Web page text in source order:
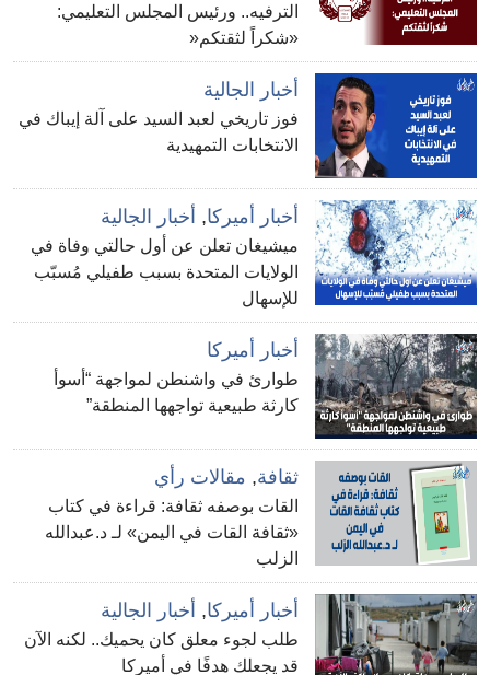
الترفيه.. ورئيس المجلس التعليمي:
«شكراً لثقتكم«
أخبار الجالية
فوز تاريخي لعبد السيد على آلة إيباك في
الانتخابات التمهيدية
أخبار أميركا, أخبار الجالية
ميشيغان تعلن عن أول حالتي وفاة في
الولايات المتحدة بسبب طفيلي مُسبّب
للإسهال
أخبار أميركا
طوارئ في واشنطن لمواجهة “أسوأ
كارثة طبيعية تواجهها المنطقة”
ثقافة, مقالات رأي
القات بوصفه ثقافة: قراءة في كتاب
«ثقافة القات في اليمن» لـ د.عبدالله
الزلب
أخبار أميركا, أخبار الجالية
طلب لجوء معلق كان يحميك.. لكنه الآن
قد يجعلك هدفًا في أميركا